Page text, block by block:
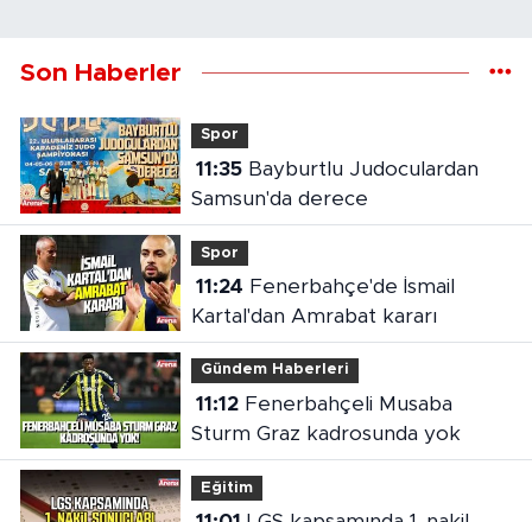
Son Haberler
Spor
11:35Bayburtlu Judoculardan
Samsun'da derece
Spor
11:24
Kartal'dan Amrabat kararı
Gündem Haberleri
11:12Fenerbahçeli Musaba
Sturm Graz kadrosunda yok
Eğitim